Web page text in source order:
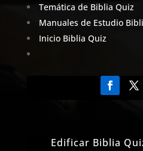
Temática de Biblia Quiz
Manuales de Estudio
Inicio Biblia Quiz
Edificar Biblia